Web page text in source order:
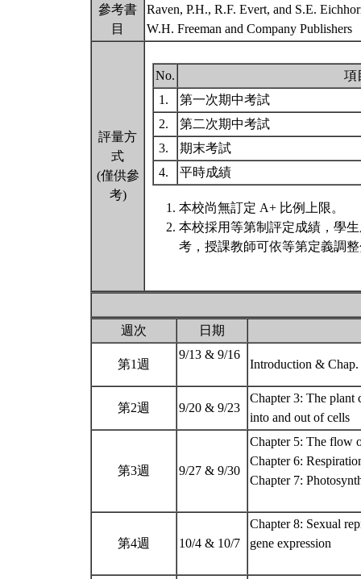
參考書
目
Raven, P.H., R.F. Evert, and S.E.
W.H. Freeman and Company Publishers
評量方
式
(僅供參
考)
No.
項
1.
第一次期中考試
2.
第二次期中考試
3.
期末考試
4.
平時成績
本校尚無訂定 A+ 比例上限。
本校採用等第制評定成績，學
考，授課教師可依等第定義調
週次 日期
第1週
9/13 & 9/16
Introduction &
第2週 9/20 & 9/23
Chapter 3: The plant
into and out of cells
第3週 9/27 & 9/30
Chapter 5: The flow
Chapter 6:
Chapter 7:
第4週 10/4 & 10/7
Chapter 8: Sexual
gene expression